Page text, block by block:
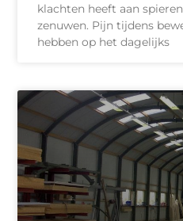
klachten heeft aan
zenuwen. Pijn tijdens
hebben op het dagelijks